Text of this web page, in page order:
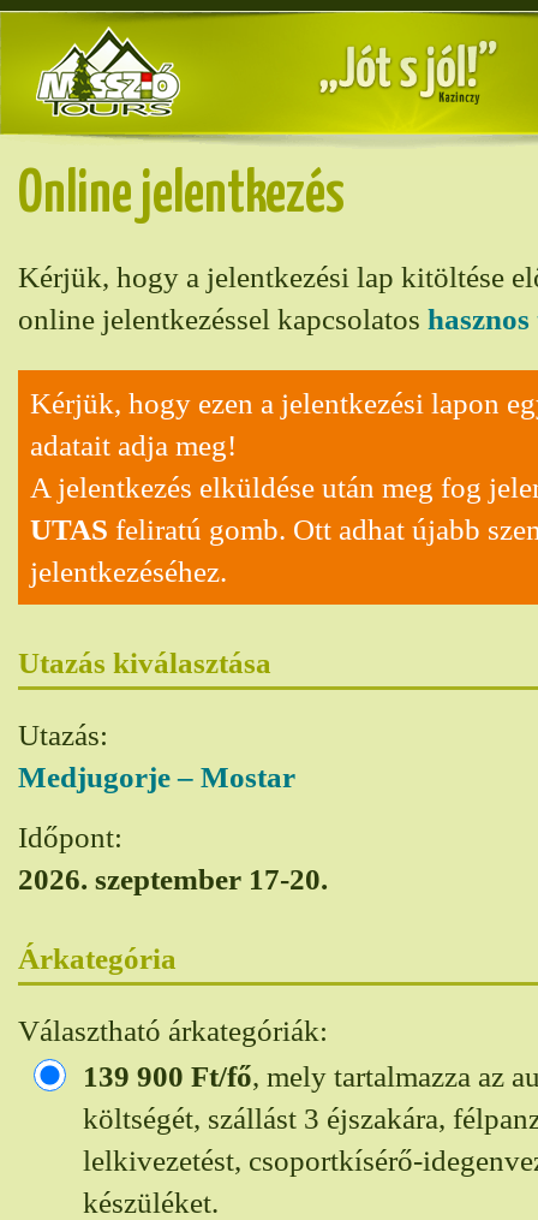
Online jelentkezés
Kérjük, hogy a jelentkezési lap kitöltése
online jelentkezéssel kapcsolatos
Kérjük, hogy ezen a jelentkezési lapon
adatait adja meg!
A jelentkezés elküldése után meg fog
UTAS feliratú gomb. Ott adhat újabb
jelentkezéséhez.
Utazás kiválasztása
Utazás:
Medjugorje – Mostar
Időpont:
2026. szeptember 17-20.
Árkategória
Választható árkategóriák:
139 900 Ft/fő, mely tartalmazza az
költségét, szállást 3 éjszakára,
lelkivezetést, csoportkísérő-
készüléket.